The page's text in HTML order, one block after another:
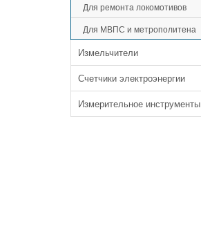
Для ремонта локомотивов
Для МВПС и метрополитена
Измельчители
Счетчики электроэнергии
Измерительное инструменты